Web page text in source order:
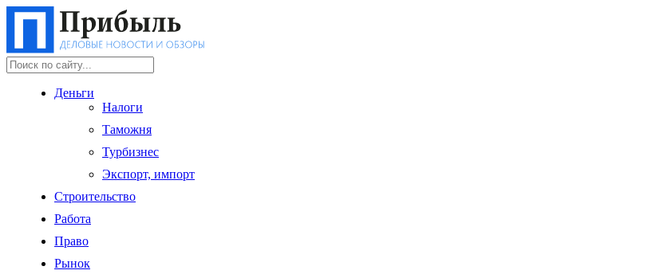
Деньги
Налоги
Таможня
Турбизнес
Экспорт, импорт
Строительство
Работа
Право
Рынок